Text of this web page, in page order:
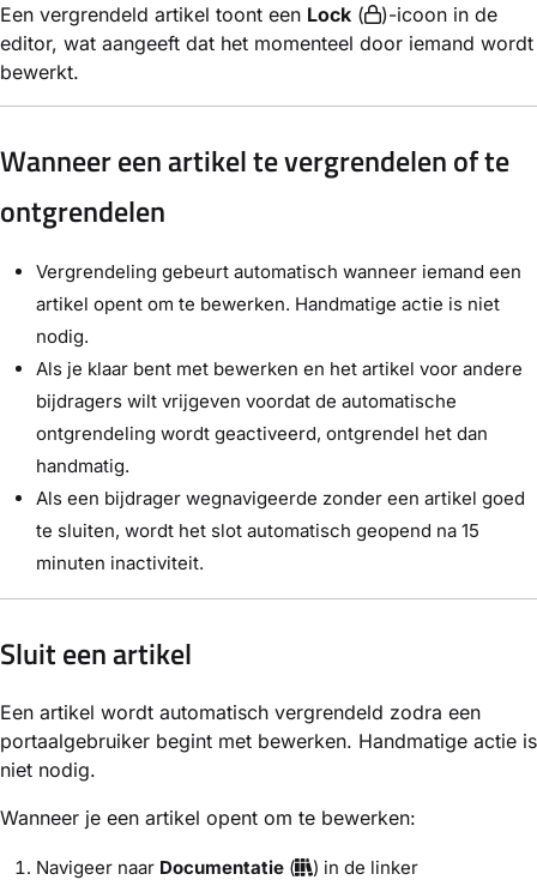
Een vergrendeld artikel toont een Lock (
)-icoon in de
editor, wat aangeeft dat het momenteel door iemand wordt
bewerkt.
Wanneer een artikel te vergrendelen of te
ontgrendelen
Vergrendeling gebeurt automatisch wanneer iemand een
artikel opent om te bewerken. Handmatige actie is niet
nodig.
Als je klaar bent met bewerken en het artikel voor andere
bijdragers wilt vrijgeven voordat de automatische
ontgrendeling wordt geactiveerd, ontgrendel het dan
handmatig.
Als een bijdrager wegnavigeerde zonder een artikel goed
te sluiten, wordt het slot automatisch geopend na 15
minuten inactiviteit.
Sluit een artikel
Een artikel wordt automatisch vergrendeld zodra een
portaalgebruiker begint met bewerken. Handmatige actie is
niet nodig.
Wanneer je een artikel opent om te bewerken:
Navigeer naar Documentatie (
) in de linker